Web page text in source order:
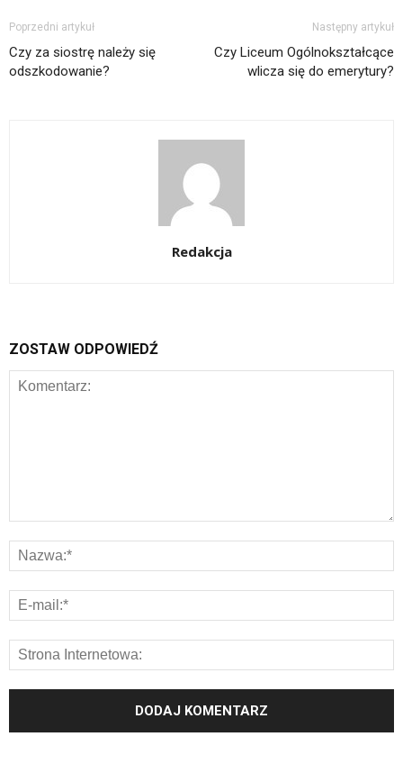
Poprzedni artykuł
Czy za siostrę należy się
odszkodowanie?
Następny artykuł
Czy Liceum Ogólnokształcące
wlicza się do emerytury?
Redakcja
ZOSTAW ODPOWIEDŹ